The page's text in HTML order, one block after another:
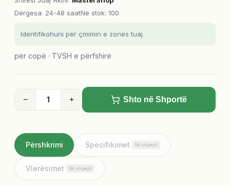
Dërgesa: 24-48 saatNë stok: 100
Identifikohuni për çmimin e zonës tuaj
për copë · TVSH e përfshirë
− + Shto në Shportë
Përshkrimi Specifikimet Së shpejti
Vlerësimet Së shpejti